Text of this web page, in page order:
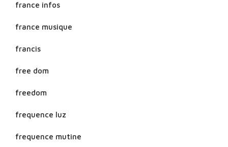
france infos
france musique
francis
free dom
freedom
frequence luz
frequence mutine